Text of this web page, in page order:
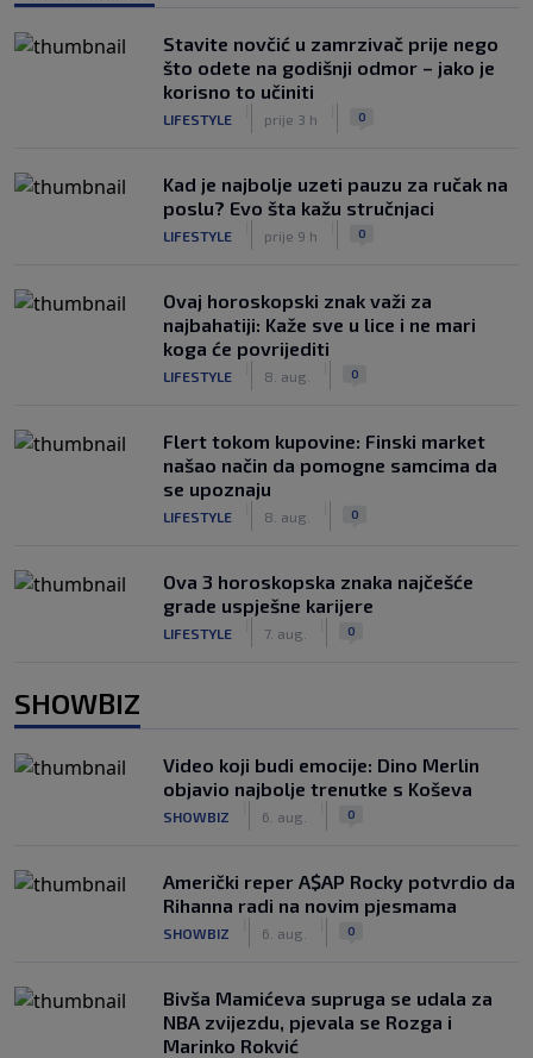
Stavite novčić u zamrzivač prije nego
što odete na godišnji odmor – jako je
korisno to učiniti
LIFESTYLE prije 3 h 0
Kad je najbolje uzeti pauzu za ručak na
poslu? Evo šta kažu stručnjaci
LIFESTYLE prije 9 h 0
Ovaj horoskopski znak važi za
najbahatiji: Kaže sve u lice i ne mari
koga će povrijediti
LIFESTYLE 8. aug. 0
Flert tokom kupovine: Finski market
našao način da pomogne samcima da
se upoznaju
LIFESTYLE 8. aug. 0
Ova 3 horoskopska znaka najčešće
grade uspješne karijere
LIFESTYLE 7. aug. 0
SHOWBIZ
Video koji budi emocije: Dino Merlin
objavio najbolje trenutke s Koševa
SHOWBIZ 6. aug. 0
Američki reper A$AP Rocky potvrdio da
Rihanna radi na novim pjesmama
SHOWBIZ 6. aug. 0
Bivša Mamićeva supruga se udala za
NBA zvijezdu, pjevala se Rozga i
Marinko Rokvić